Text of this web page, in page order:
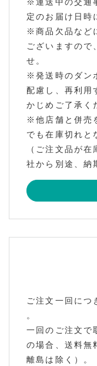
定のお届け日時
※商品欠品など
ございますので
せ。
※発送時のダン
配慮し、再利用
かじめご了承く
※他店舗と併売
でも在庫切れと
（ご注文品が
社から別途、納
ご注文一回につ
。
一回のご注文で
の場合、送料無
離島は除く）。